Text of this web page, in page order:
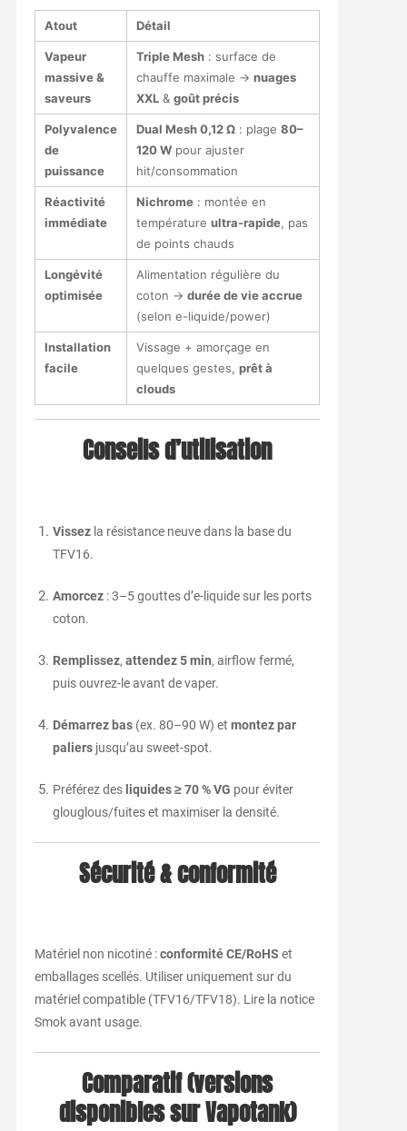
Atout Détail
Vapeur
massive &
saveurs
Triple Mesh: surface de
chauffe maximale → nuages
XXL& goût précis
Polyvalence
de
puissance
Dual Mesh 0,12 Ω: plage 80–
120 Wpour ajuster
hit/consommation
Réactivité
immédiate
Nichrome: montée en
température ultra-rapide, pas
de points chauds
Longévité
optimisée
Alimentation régulière du
coton → durée de vie accrue
(selon e-liquide/power)
Installation
facile
Vissage + amorçage en
quelques gestes, prêt à
clouds
Conseils d’utilisation
Vissezla résistance neuve dans la base du
TFV16.
Amorcez: 3–5 gouttes d’e-liquide sur les ports
coton.
Remplissez, attendez 5 min, airflow fermé,
puis ouvrez-le avant de vaper.
Démarrez bas(ex. 80–90 W) et montez par
paliersjusqu’au sweet-spot.
Préférez des liquides ≥ 70 % VG pour éviter
glouglous/fuites et maximiser la densité.
Sécurité & conformité
Matériel non nicotiné :conformité CE/RoHS et
emballages scellés. Utiliser uniquement sur du
matériel compatible (TFV16/TFV18). Lire la notice
Smok avant usage.
Comparatif (versions
disponibles sur Vapotank)